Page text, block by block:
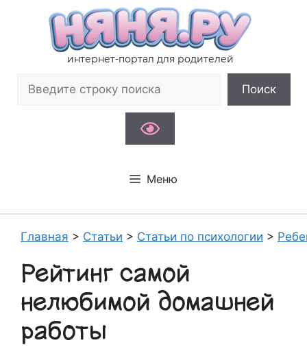
содержимому
интернет-портал для родителей
Поиск
Меню
Главная > Статьи > Статьи по психологии >
Рейтинг самой
нелюбимой домашней
работы